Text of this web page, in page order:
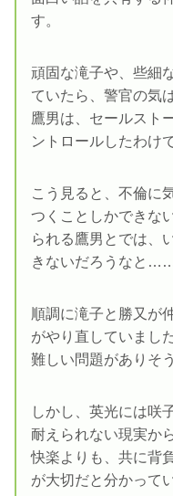
す。
頑固な滝子や、些細
ていたら、警官の気
鷹男は、セールスト
ントロールしたわけ
こう見ると、不倫に
つくことしかできな
られる鷹男とでは、
きないだろうなと……
順調に滝子と勝又が
がやり直していまし
難しい問題がありそ
しかし、英光には咲
耐えられない現実か
快楽よりも、共に背
が大切だと分かって